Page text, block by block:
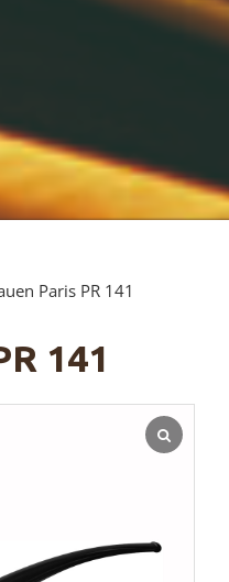
Paris PR 141
141